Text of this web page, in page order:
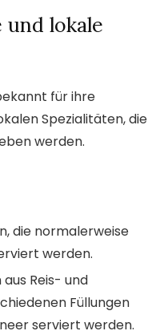
lokale
für ihre
Spezialitäten, die
werden.
die normalerweise
werden.
Reis- und
Füllungen
serviert werden.